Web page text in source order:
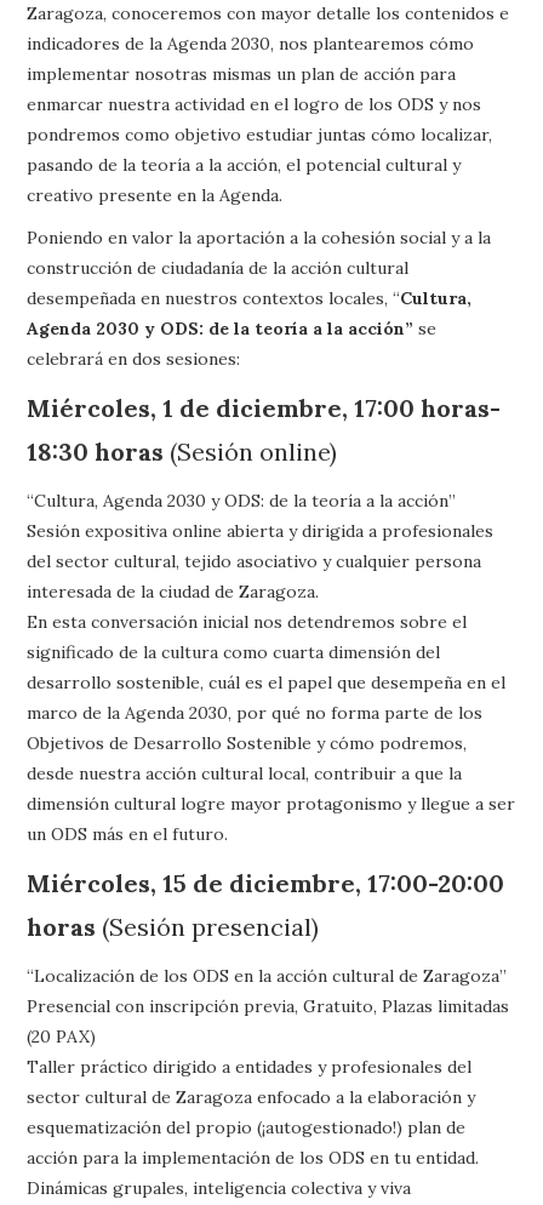
Zaragoza, conoceremos con mayor detalle los contenidos e
indicadores de la Agenda 2030, nos plantearemos cómo
implementar nosotras mismas un plan de acción para
enmarcar nuestra actividad en el logro de los ODS y nos
pondremos como objetivo estudiar juntas cómo localizar,
pasando de la teoría a la acción, el potencial cultural y
creativo presente en la Agenda.
Poniendo en valor la aportación a la cohesión social y a la
construcción de ciudadanía de la acción cultural
desempeñada en nuestros contextos locales, “Cultura,
Agenda 2030 y ODS: de la teoría a la acción”se
celebrará en dos sesiones:
Miércoles, 1 de diciembre, 17:00 horas-
18:30 horas (Sesión online)
“Cultura, Agenda 2030 y ODS: de la teoría a la acción”
Sesión expositiva online abierta y dirigida a profesionales
del sector cultural, tejido asociativo y cualquier persona
interesada de la ciudad de Zaragoza.
En esta conversación inicial nos detendremos sobre el
significado de la cultura como cuarta dimensión del
desarrollo sostenible, cuál es el papel que desempeña en el
marco de la Agenda 2030, por qué no forma parte de los
Objetivos de Desarrollo Sostenible y cómo podremos,
desde nuestra acción cultural local, contribuir a que la
dimensión cultural logre mayor protagonismo y llegue a ser
un ODS más en el futuro.
Miércoles, 15 de diciembre, 17:00-20:00
horas (Sesión presencial)
“Localización de los ODS en la acción cultural de Zaragoza”
Presencial con inscripción previa, Gratuito, Plazas limitadas
(20 PAX)
Taller práctico dirigido a entidades y profesionales del
sector cultural de Zaragoza enfocado a la elaboración y
esquematización del propio (¡autogestionado!) plan de
acción para la implementación de los ODS en tu entidad.
Dinámicas grupales, inteligencia colectiva y viva